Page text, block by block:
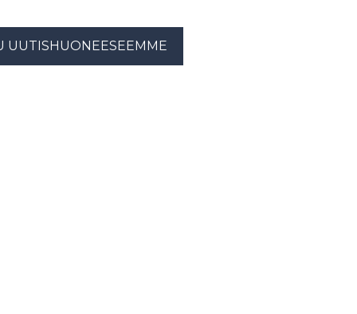
UUTISHUONEESEEMME